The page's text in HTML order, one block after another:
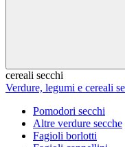
cereali secchi
Verdure, legumi e cereali
Pomodori secchi
Altre verdure secche
Fagioli borlotti